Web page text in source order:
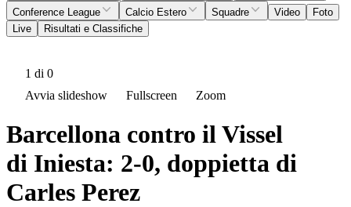
Conference League
Calcio Estero Squadre Video
Foto
Live
Risultati e Classifiche
1 di 0
Avvia slideshow
Fullscreen Zoom
Barcellona contro il Vissel
di Iniesta: 2-0, doppietta di
Carles Perez